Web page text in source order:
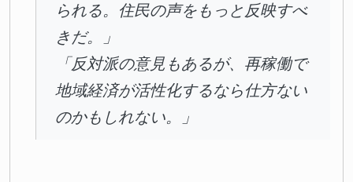
られる。住民の声をもっと反映すべ
きだ。」
「反対派の意見もあるが、再稼働で
地域経済が活性化するなら仕方ない
のかもしれない。」